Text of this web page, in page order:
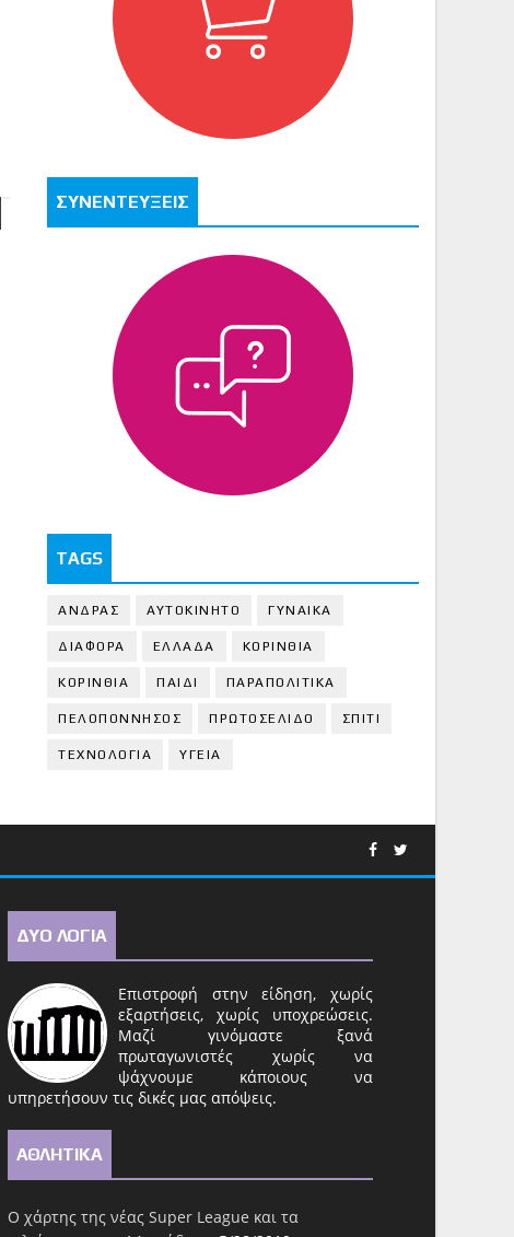
ΣΥΝΕΝΤΕΥΞΕΙΣ
TAGS
ΑΝΔΡΑΣ ΑΥΤΟΚΙΝΗΤΟ ΓΥΝΑΙΚΑ
ΔΙΑΦΟΡΑ ΕΛΛΑΔΑ ΚΟΡΙΝΘΙΑ
ΚΟΡΙΝΘΙA ΠΑΙΔΙ ΠΑΡΑΠΟΛΙΤΙΚΑ
ΠΕΛΟΠΟΝΝΗΣΟΣ ΠΡΩΤΟΣΕΛΙΔΟ ΣΠΙΤΙ
ΤΕΧΝΟΛΟΓΙΑ ΥΓΕΙΑ
ΔΥΟ ΛΟΓΙΑ
Επιστροφή στην είδηση, χωρίς
εξαρτήσεις, χωρίς υποχρεώσεις.
Μαζί γινόμαστε ξανά
πρωταγωνιστές χωρίς να
ψάχνουμε κάποιους να
υπηρετήσουν τις δικές μας απόψεις.
ΑΘΛΗΤΙΚΑ
Ο χάρτης της νέας Super League και τα